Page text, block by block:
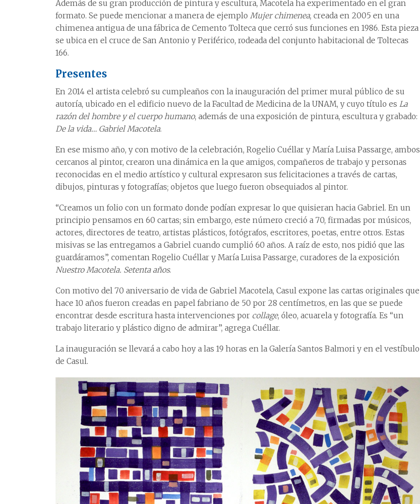
Además de su gran producción de pintura y escultura, Macotela ha experimentado en el gran
formato. Se puede mencionar a manera de ejemplo Mujer chimenea, creada en 2005 en una
chimenea antigua de una fábrica de Cemento Tolteca que cerró sus funciones en 1986. Esta pieza
se ubica en el cruce de San Antonio y Periférico, rodeada del conjunto habitacional de Toltecas
166.
Presentes
En 2014 el artista celebró su cumpleaños con la inauguración del primer mural público de su
autoría, ubicado en el edificio nuevo de la Facultad de Medicina de la UNAM, y cuyo título es La
razón del hombre y el cuerpo humano, además de una exposición de pintura, escultura y grabado:
De la vida… Gabriel Macotela.
En ese mismo año, y con motivo de la celebración, Rogelio Cuéllar y María Luisa Passarge, ambos
cercanos al pintor, crearon una dinámica en la que amigos, compañeros de trabajo y personas
reconocidas en el medio artístico y cultural expresaron sus felicitaciones a través de cartas,
dibujos, pinturas y fotografías; objetos que luego fueron obsequiados al pintor.
“Creamos un folio con un formato donde podían expresar lo que quisieran hacia Gabriel. En un
principio pensamos en 60 cartas; sin embargo, este número creció a 70, firmadas por músicos,
actores, directores de teatro, artistas plásticos, fotógrafos, escritores, poetas, entre otros. Estas
misivas se las entregamos a Gabriel cuando cumplió 60 años. A raíz de esto, nos pidió que las
guardáramos”, comentan Rogelio Cuéllar y María Luisa Passarge, curadores de la exposición
Nuestro Macotela. Setenta años.
Con motivo del 70 aniversario de vida de Gabriel Macotela, Casul expone las cartas originales que
hace 10 años fueron creadas en papel fabriano de 50 por 28 centímetros, en las que se puede
encontrar desde escritura hasta intervenciones por collage, óleo, acuarela y fotografía. Es “un
trabajo literario y plástico digno de admirar”, agrega Cuéllar.
La inauguración se llevará a cabo hoy a las 19 horas en la Galería Santos Balmori y en el vestíbulo
de Casul.